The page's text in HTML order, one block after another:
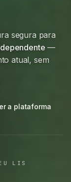
segura para
—
atual, sem
a plataforma
LIS